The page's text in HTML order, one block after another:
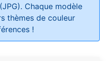
Chaque modèle
thèmes de couleur
!